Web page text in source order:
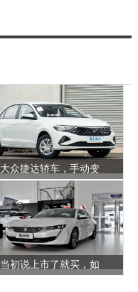
大众捷达轿车，手动变
当初说上市了就买，如